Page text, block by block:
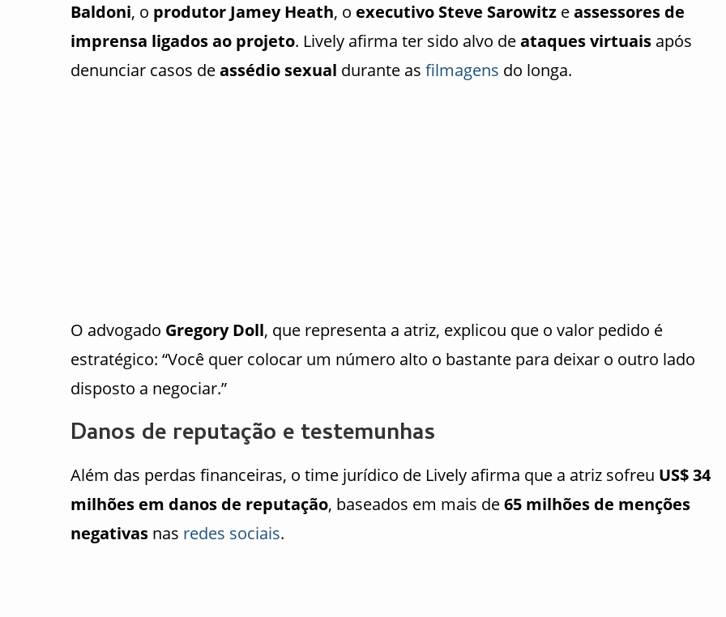
Baldoni, o produtor Jamey Heath, o executivo Steve Sarowitz eassessores de
imprensa ligados ao projeto. Lively afirma ter sido alvo deataques virtuais após
denunciar casos deassédio sexual durante as filmagens do longa.
O advogado Gregory Doll, que representa a atriz, explicou que o valor pedido é
estratégico: “Você quer colocar um número alto o bastante para deixar o outro lado
disposto a negociar.”
Danos de reputação e testemunhas
Além das perdas financeiras, o time jurídico de Lively afirma que a atriz sofreu US$ 34
milhões em danos de reputação, baseados em mais de65 milhões de menções
negativas nas redes sociais.